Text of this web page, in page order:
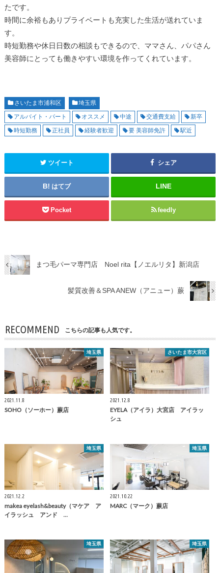
たです。
時間に余裕もありプライベートも充実した生活が送れていま
す。
時短勤務や休日日数の相談もできるので、ママさん、パパさん
美容師にとっても働きやすい環境を作ってくれています。
さいたま市浦和区
埼玉県
アルバイト・パート
オススメ 中途 交通費支給
新卒
時短勤務
正社員 経験者歓迎 要 美容師免許 駅近
ツイート シェア
はてブ
Pocket feedly
まつ毛パーマ専門店 Noel rita【ノエルリタ】新潟店
髪質改善＆SPA ANEW（アニュー）蕨
RECOMMEND こちらの記事も人気です。
埼玉県
2021.11.8
SOHO（ソーホー）蕨店
さいたま市大宮区
2021.12.8
EYELA（アイラ）大宮店 アイラッ
シュ
埼玉県
2021.12.2
makea eyelash&beauty（マケア ア
イラッシュ アンド …
埼玉県
2021.10.22
MARC（マーク）蕨店
埼玉県 埼玉県